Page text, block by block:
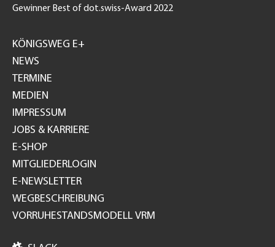
Gewinner Best of dot.swiss-Award 2022
GH
KÖNIGSWEG E+
NEWS
TERMINE
MEDIEN
IMPRESSUM
JOBS & KARRIERE
E-SHOP
MITGLIEDERLOGIN
E-NEWSLETTER
WEGBESCHREIBUNG
VORRUHESTANDSMODELL VRM